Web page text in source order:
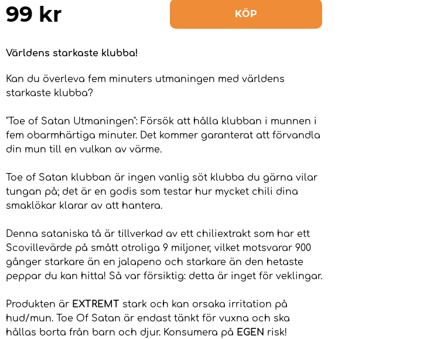
99 kr KÖP
Världens starkaste klubba!
Kan du överleva fem minuters utmaningen med världens
starkaste klubba?
"Toe of Satan Utmaningen": Försök att hålla klubban i munnen i
fem obarmhärtiga minuter. Det kommer garanterat att förvandla
din mun till en vulkan av värme.
Toe of Satan klubban är ingen vanlig söt klubba du gärna vilar
tungan på; det är en godis som testar hur mycket chili dina
smaklökar klarar av att hantera.
Denna sataniska tå är tillverkad av ett chiliextrakt som har ett
Scovillevärde på smått otroliga 9 miljoner, vilket motsvarar 900
gånger starkare än en jalapeno och starkare än den hetaste
peppar du kan hitta! Så var försiktig: detta är inget för veklingar.
Produkten är EXTREMT
stark och kan orsaka irritation på
hud/mun. Toe Of Satan är endast tänkt för vuxna och ska
hållas borta från barn och djur. Konsumera på EGEN risk!